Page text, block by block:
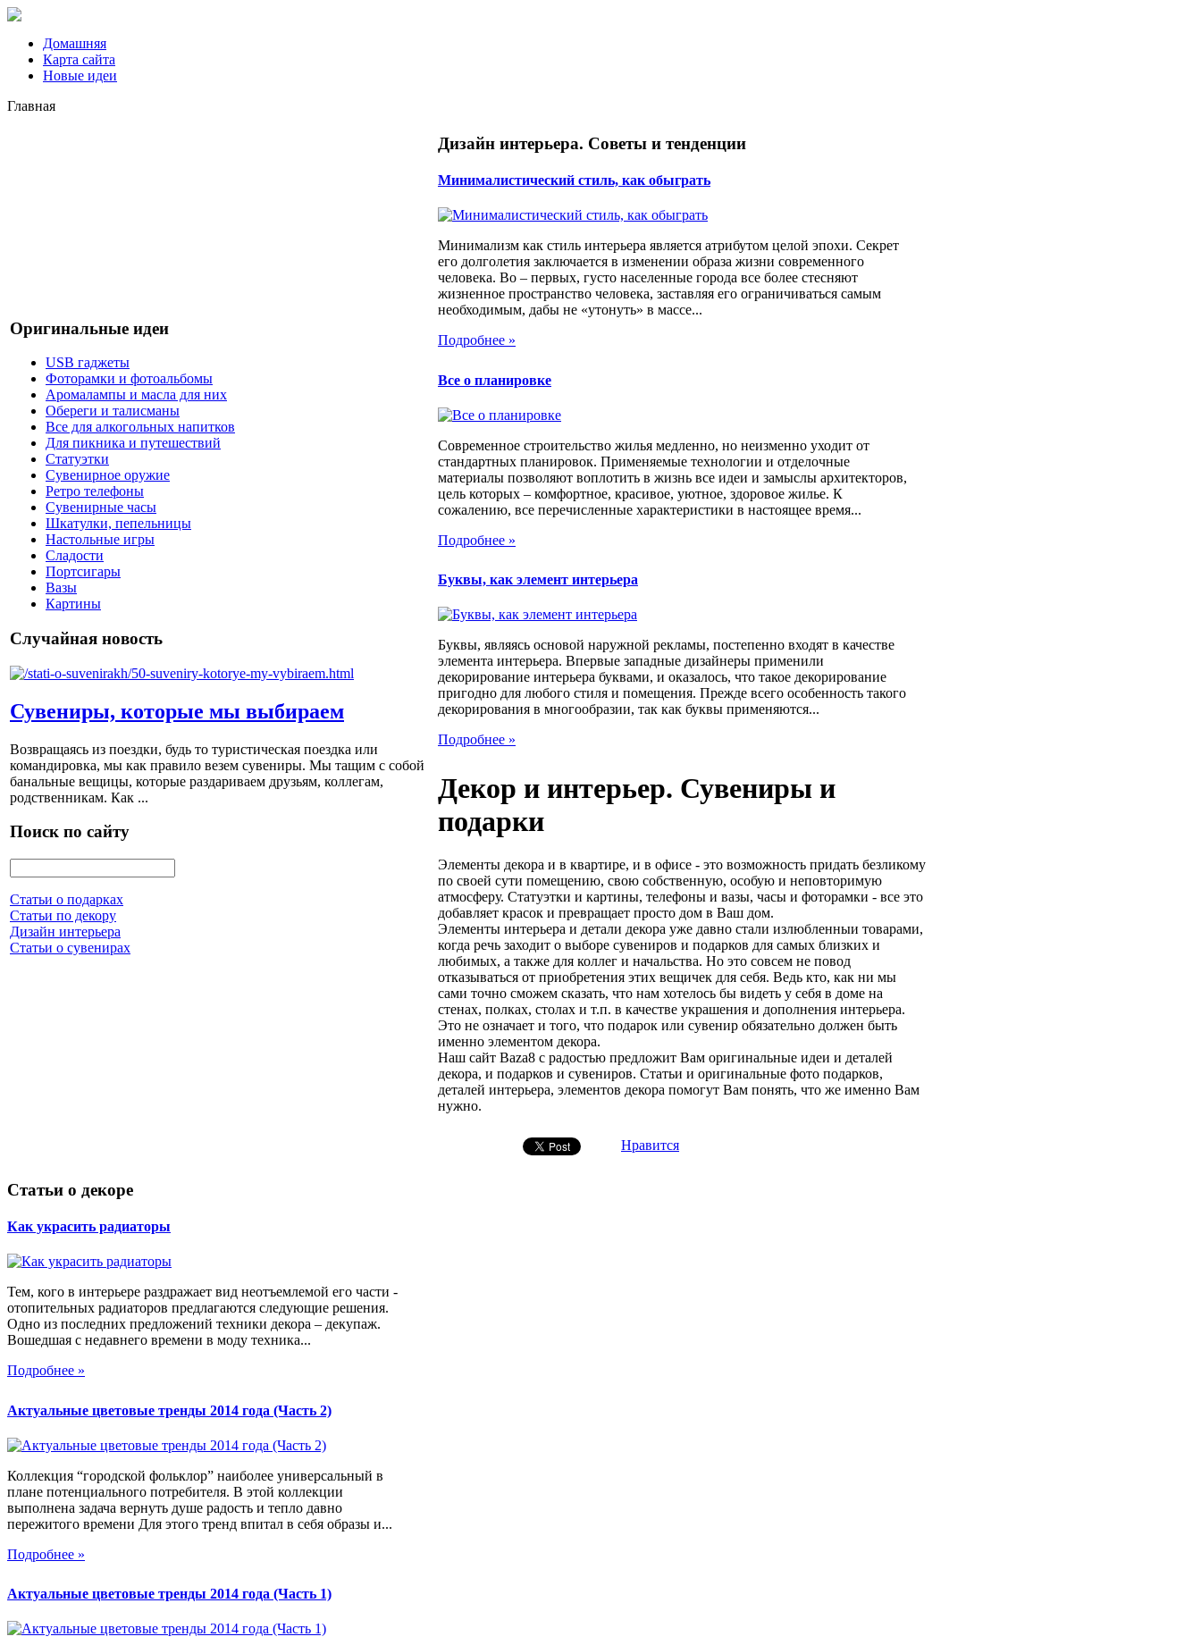
Домашняя
Карта сайта
Новые идеи
Главная
Оригинальные идеи
USB гаджеты
Фоторамки и фотоальбомы
Аромалампы и масла для них
Обереги и талисманы
Все для алкогольных напитков
Для пикника и путешествий
Статуэтки
Сувенирное оружие
Ретро телефоны
Сувенирные часы
Шкатулки, пепельницы
Настольные игры
Сладости
Портсигары
Вазы
Картины
Случайная новость
Сувениры, которые мы выбираем
Возвращаясь из поездки, будь то туристическая поездка или
командировка, мы как правило везем сувениры. Мы тащим с собой
банальные вещицы, которые раздариваем друзьям, коллегам,
родственникам. Как ...
Поиск по сайту
Статьи о подарках
Статьи по декору
Дизайн интерьера
Статьи о сувенирах
Дизайн интерьера. Советы и тенденции
Минималистический стиль, как обыграть
Минимализм как стиль интерьера является атрибутом целой эпохи. Секрет
его долголетия заключается в изменении образа жизни современного
человека. Во – первых, густо населенные города все более стесняют
жизненное пространство человека, заставляя его ограничиваться самым
необходимым, дабы не «утонуть» в массе...
Подробнее »
Все о планировке
Современное строительство жилья медленно, но неизменно уходит от
стандартных планировок. Применяемые технологии и отделочные
материалы позволяют воплотить в жизнь все идеи и замыслы архитекторов,
цель которых – комфортное, красивое, уютное, здоровое жилье. К
сожалению, все перечисленные характеристики в настоящее время...
Подробнее »
Буквы, как элемент интерьера
Буквы, являясь основой наружной рекламы, постепенно входят в качестве
элемента интерьера. Впервые западные дизайнеры применили
декорирование интерьера буквами, и оказалось, что такое декорирование
пригодно для любого стиля и помещения. Прежде всего особенность такого
декорирования в многообразии, так как буквы применяются...
Подробнее »
Декор и интерьер. Сувениры и
подарки
Элементы декора и в квартире, и в офисе - это возможность придать безликому
по своей сути помещению, свою собственную, особую и неповторимую
атмосферу. Статуэтки и картины, телефоны и вазы, часы и фоторамки - все это
добавляет красок и превращает просто дом в Ваш дом.
Элементы интерьера и детали декора уже давно стали излюбленныи товарами,
когда речь заходит о выборе сувениров и подарков для самых близких и
любимых, а также для коллег и начальства. Но это совсем не повод
отказываться от приобретения этих вещичек для себя. Ведь кто, как ни мы
сами точно сможем сказать, что нам хотелось бы видеть у себя в доме на
стенах, полках, столах и т.п. в качестве украшения и дополнения интерьера.
Это не означает и того, что подарок или сувенир обязательно должен быть
именно элементом декора.
Наш сайт Baza8 с радостью предложит Вам оригинальные идеи и деталей
декора, и подарков и сувениров. Статьи и оригинальные фото подарков,
деталей интерьера, элементов декора помогут Вам понять, что же именно Вам
нужно.
Нравится
Статьи о декоре
Как украсить радиаторы
Тем, кого в интерьере раздражает вид неотъемлемой его части -
отопительных радиаторов предлагаются следующие решения.
Одно из последних предложений техники декора – декупаж.
Вошедшая с недавнего времени в моду техника...
Подробнее »
Актуальные цветовые тренды 2014 года (Часть 2)
Коллекция “городской фольклор” наиболее универсальный в
плане потенциального потребителя. В этой коллекции
выполнена задача вернуть душе радость и тепло давно
пережитого времени Для этого тренд впитал в себя образы и...
Подробнее »
Актуальные цветовые тренды 2014 года (Часть 1)